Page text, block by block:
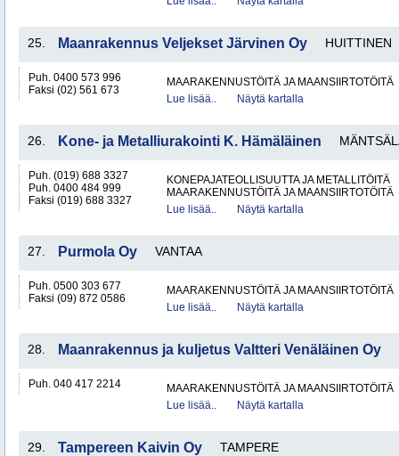
25. Maanrakennus Veljekset Järvinen Oy HUITTINEN
Puh. 0400 573 996
Faksi (02) 561 673
MAARAKENNUSTÖITÄ JA MAANSIIRTOTÖITÄ
Lue lisää..
Näytä kartalla
26. Kone- ja Metalliurakointi K. Hämäläinen
Puh. (019) 688 3327
Puh. 0400 484 999
Faksi (019) 688 3327
KONEPAJATEOLLISUUTTA JA METALLITÖITÄ
MAARAKENNUSTÖITÄ JA MAANSIIRTOTÖITÄ
Lue lisää..
Näytä kartalla
27. Purmola Oy VANTAA
Puh. 0500 303 677
Faksi (09) 872 0586
MAARAKENNUSTÖITÄ JA MAANSIIRTOTÖITÄ
Lue lisää..
Näytä kartalla
28. Maanrakennus ja kuljetus Valtteri Venäläinen Oy
Puh. 040 417 2214
MAARAKENNUSTÖITÄ JA MAANSIIRTOTÖITÄ
Lue lisää..
Näytä kartalla
29. Tampereen Kaivin Oy TAMPERE